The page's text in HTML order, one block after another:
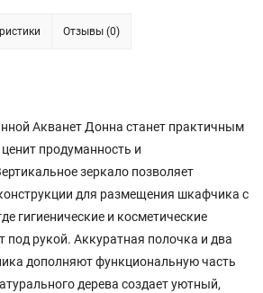
Отзывы (0)
Акванет Донна станет практичным
продуманность и
зеркало позволяет
для размещения шкафчика с
гигиенические и косметические
под рукой. Аккуратная полочка и два
дополняют функциональную часть
дерева создает уютный,